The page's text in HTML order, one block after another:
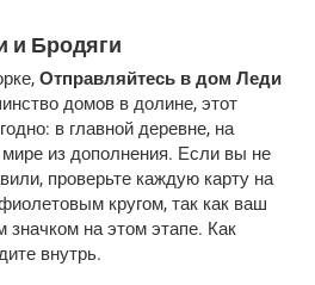
и Бродяги
Отправляйтесь в дом Леди
домов в долине, этот
в главной деревне, на
из дополнения. Если вы не
проверьте каждую карту на
кругом, так как ваш
на этом этапе. Как
внутрь.